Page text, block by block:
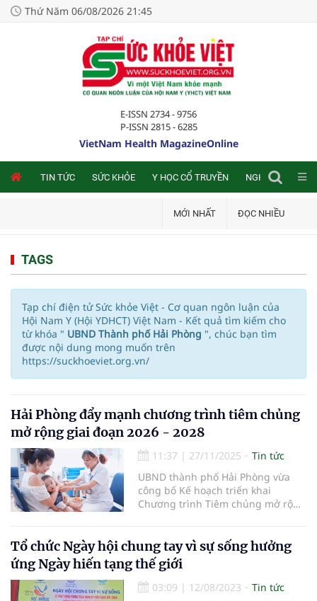
Thứ Năm 06/08/2026 21:45
E-ISSN 2734 - 9756
P-ISSN 2815 - 6285
VietNam Health MagazineOnline
TIN TỨC SỨC KHỎE Y HỌC CỔ TRUYỀN NGHIÊN CỨU
MỚI NHẤT ĐỌC NHIỀU
TAGS
Tạp chí điện tử Sức khỏe Việt - Cơ quan ngôn luận của
Hội Nam Y (Hội YDHCT) Việt Nam - Kết quả tìm kiếm cho
từ khóa " UBND Thành phố Hải Phòng ", chúc bạn tìm
được nội dung mong muốn trên
https://suckhoeviet.org.vn/
Hải Phòng đẩy mạnh chương trình tiêm chủng
mở rộng giai đoạn 2026 - 2028
11:37 | 27/11/2025
Tin tức
UBND thành phố Hải Phòng vừa
công bố Kế hoạch triển khai
Chương trình Tiêm chủng mở rộng
đủ, an toàn và hiệu quả các loại
vắc xin thuộc chương trình này
theo hướng dẫn của Bộ Y tế.
Tổ chức Ngày hội chung tay vì sự sống hưởng
ứng Ngày hiến tạng thế giới
03:09 | 12/08/2023
Tin tức